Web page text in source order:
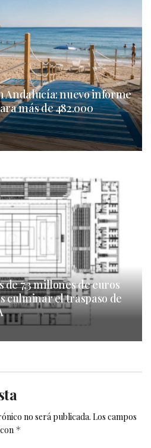
Andalucía: nuevo informe
más de 482.000
de 7,3 millones de euros
culminar el traspaso de
no será publicada. Los campos
*